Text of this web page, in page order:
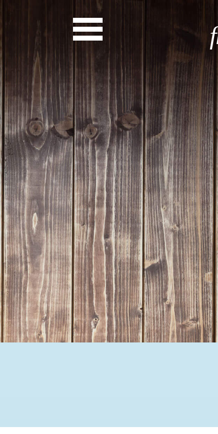
Start
Entdecke dein
News
Veranstaltungen
Rückblicke
Newsletter
Die LandesEhrenamtsagentur
Publikationen
Ansprechpartner
Ehrenamt hat viele
Finde dein
Ehrenamtssuchmaschine
Freiwilliges Soziales
Koordinierungszentren für
Engagierte Stadt
Freiwilligendienste
Freiwilligentage
Hessen hilft Ukraine
Zeig uns dein
Wettbewerb |
Wettbewerb | 80 Jahre
8 Vereine x 80 Jahre x
News